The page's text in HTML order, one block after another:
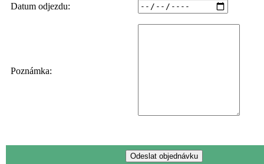
Datum odjezdu:
Poznámka: